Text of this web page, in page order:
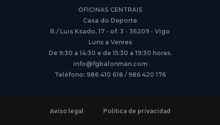
OFICINAS CENTRAIS
Casa do Deporte
R./ Luis Ksado, 17 - of. 3 - 36209 - Vigo
Luns a Venres
De 9:30 a 14:30 e de 15:30 a 19:30 horas.
info@fgbalonman.com
Teléfono: 986 410 618 / 986 420 176
Aviso legal Política de privacidad